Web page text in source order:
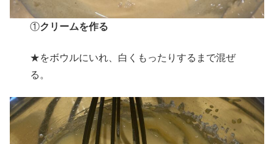
①クリームを作る
★をボウルにいれ、白くもったりするまで混ぜ
る。